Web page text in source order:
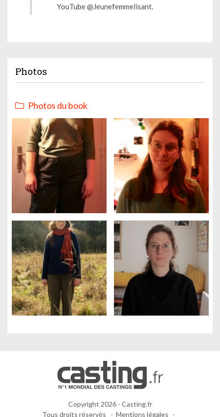
YouTube @Jeunefemmelisant.
Photos
Photos du book
Copyright 2026 - Casting.fr
Tous droits réservés
Mentions légales
Gestion des cookies
Nous utilisons des cookies qui facilitent l'utilisation du site,
améliorent la performance et la sécurité du site internet.
Faites-nous part de vos préférences de cookies pour chaque
Mesure d'audience
Régies publicitaires
TOUT